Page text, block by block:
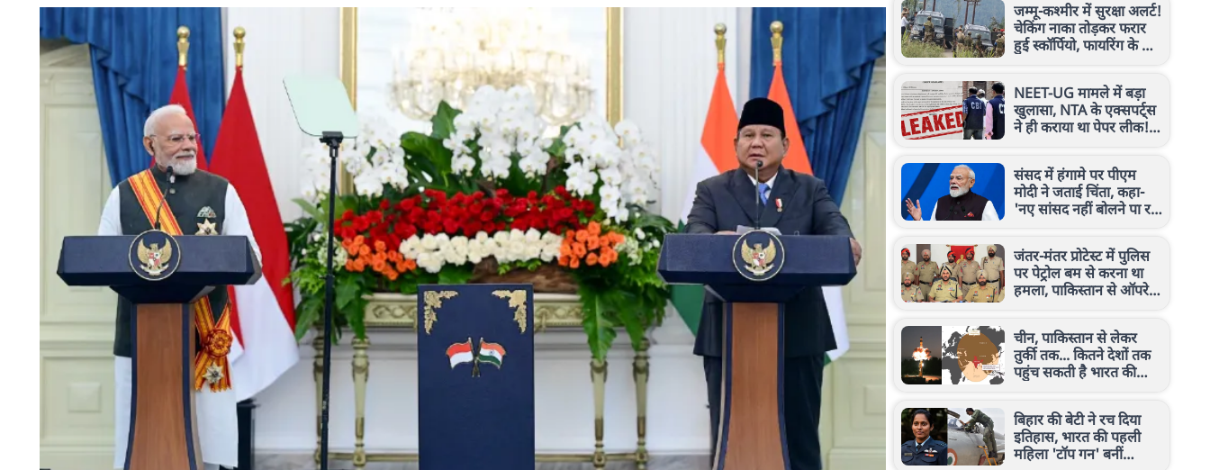
जम्मू-कश्मीर में सुरक्षा अलर्ट!
चेकिंग नाका तोड़कर फरार
हुई स्कॉर्पियो, फायरिंग के बाद
NEET-UG मामले में बड़ा
खुलासा, NTA के एक्सपर्ट्स
ने ही कराया था पेपर लीक!
संसद में हंगामे पर पीएम
मोदी ने जताई चिंता, कहा-
'नए सांसद नहीं बोलने पा रहे,
जंतर-मंतर प्रोटेस्ट में पुलिस
पर पेट्रोल बम से करना था
हमला, पाकिस्तान से ऑपरेट
चीन, पाकिस्तान से लेकर
तुर्की तक... कितने देशों तक
पहुंच सकती है भारत की
बिहार की बेटी ने रच दिया
इतिहास, भारत की पहली
महिला 'टॉप गन' बनीं